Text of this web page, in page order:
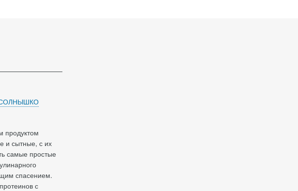
продуктом
и сытные, с их
самые простые
спасением.
с